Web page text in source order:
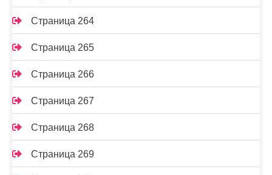
Страница 264
Страница 265
Страница 266
Страница 267
Страница 268
Страница 269